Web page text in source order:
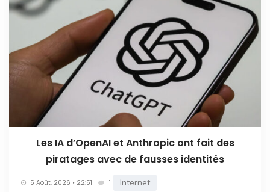
Les IA d’OpenAI et Anthropic ont fait des
piratages avec de fausses identités
5 Août. 2026 • 22:51 1 Internet